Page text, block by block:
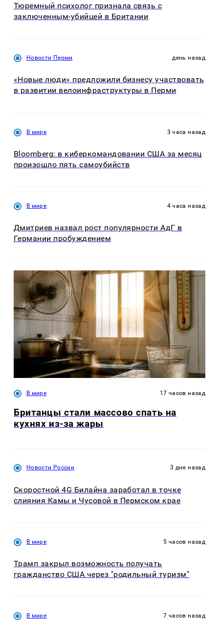
Тюремный психолог признала связь с
заключенным-убийцей в Британии
Новости Перми день назад
«Новые люди» предложили бизнесу участвовать
в развитии велоинфраструктуры в Перми
В мире 3 часа назад
Bloomberg: в киберкомандовании США за месяц
произошло пять самоубийств
В мире 4 часа назад
Дмитриев назвал рост популярности АдГ в
Германии пробуждением
В мире 17 часов назад
Британцы стали массово спать на
кухнях из-за жары
Новости России 3 дня назад
Скоростной 4G Билайна заработал в точке
слияния Камы и Чусовой в Пермском крае
В мире 5 часов назад
Трамп закрыл возможность получать
гражданство США через "родильный туризм"
В мире 7 часов назад